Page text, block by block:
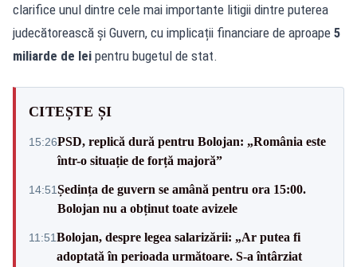
clarifice unul dintre cele mai importante litigii dintre puterea
judecătorească și Guvern, cu implicații financiare de aproape 5
miliarde de lei pentru bugetul de stat.
CITEȘTE ȘI
15:26PSD, replică dură pentru Bolojan: „România este
într-o situație de forță majoră”
14:51Ședința de guvern se amână pentru ora 15:00.
Bolojan nu a obținut toate avizele
11:51Bolojan, despre legea salarizării: „Ar putea fi
adoptată în perioada următoare. S-a întârziat